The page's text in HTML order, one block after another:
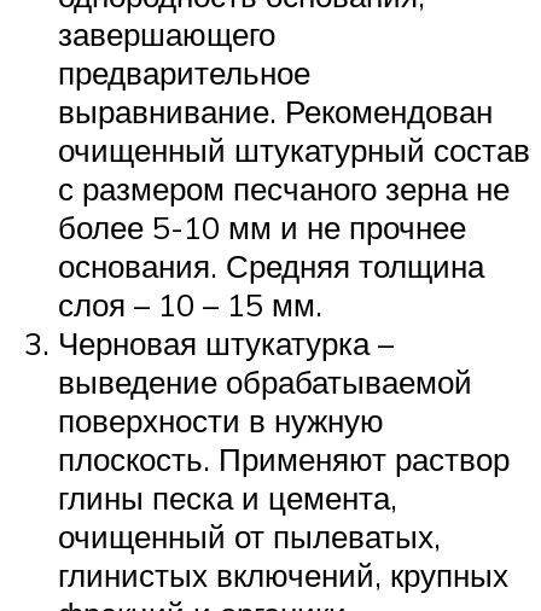
завершающего
предварительное
выравнивание. Рекомендован
очищенный штукатурный состав
с размером песчаного зерна не
более 5-10 мм и не прочнее
основания. Средняя толщина
слоя – 10 – 15 мм.
Черновая штукатурка –
выведение обрабатываемой
поверхности в нужную
плоскость. Применяют раствор
глины песка и цемента,
очищенный от пылеватых,
глинистых включений, крупных